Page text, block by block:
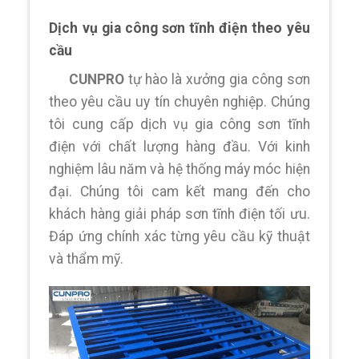
Dịch vụ gia công sơn tĩnh điện theo yêu
cầu
CUNPROtự hào là xưởng gia công sơn
theo yêu cầu uy tín chuyên nghiệp. Chúng
tôi cung cấp dịch vụ gia công sơn tĩnh
điện với chất lượng hàng đầu. Với kinh
nghiệm lâu năm và hệ thống máy móc hiện
đại. Chúng tôi cam kết mang đến cho
khách hàng giải pháp sơn tĩnh điện tối ưu.
Đáp ứng chính xác từng yêu cầu kỹ thuật
và thẩm mỹ.